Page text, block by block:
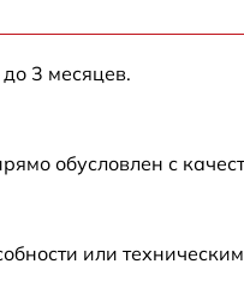
от 60 мин
3 месяцев.
обусловлен с
или